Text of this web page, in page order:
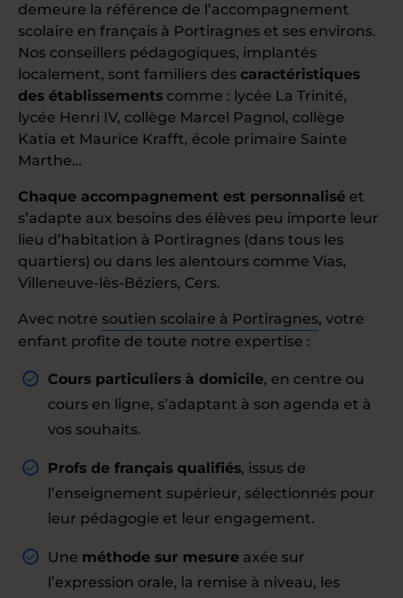
demeure la référence de l’accompagnement
scolaire en français à Portiragnes et ses environs.
Nos conseillers pédagogiques, implantés
localement, sont familiers des caractéristiques
des établissements comme : lycée La Trinité,
lycée Henri IV, collège Marcel Pagnol, collège
Katia et Maurice Krafft, école primaire Sainte
Marthe…
Chaque accompagnement est personnalisé et
s’adapte aux besoins des élèves peu importe leur
lieu d’habitation à Portiragnes (dans tous les
quartiers) ou dans les alentours comme Vias,
Villeneuve-lès-Béziers, Cers.
Avec notre soutien scolaire à Portiragnes, votre
enfant profite de toute notre expertise :
Cours particuliers à domicile, en centre ou
cours en ligne, s’adaptant à son agenda et à
vos souhaits.
Profs de français qualifiés, issus de
l’enseignement supérieur, sélectionnés pour
leur pédagogie et leur engagement.
Une méthode sur mesure axée sur
l’expression orale, la remise à niveau, les